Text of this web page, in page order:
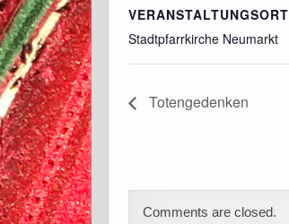
VERANSTALTUNGSORT
Stadtpfarrkirche Neumarkt
Totengedenken
Comments are closed.